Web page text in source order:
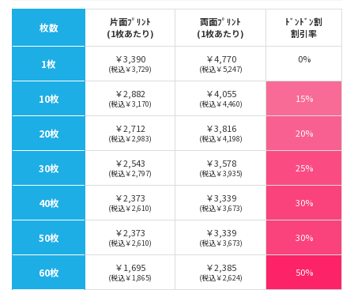
枚数
片面ﾌﾟﾘﾝﾄ
(1枚あたり)
両面ﾌﾟﾘﾝﾄ
(1枚あたり)
ﾄﾞﾝﾄﾞﾝ割
割引率
1枚 ￥3,390
(税込￥3,729)
￥4,770
(税込￥5,247)
0%
10枚 ￥2,882
(税込￥3,170)
￥4,055
(税込￥4,460) 15%
20枚 ￥2,712
(税込￥2,983)
￥3,816
(税込￥4,198) 20%
30枚 ￥2,543
(税込￥2,797)
￥3,578
(税込￥3,935) 25%
40枚 ￥2,373
(税込￥2,610)
￥3,339
(税込￥3,673) 30%
50枚 ￥2,373
(税込￥2,610)
￥3,339
(税込￥3,673) 30%
60枚 ￥1,695
(税込￥1,865)
￥2,385
(税込￥2,624) 50%